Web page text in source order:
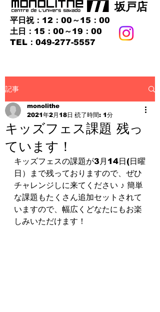
​坂戸店
平日祝：12：00～15：00
土日：15：00～19：00
TEL：049-277-5557
記事
キッズフェス課題 残っ
ています！
monolithe
2021年2月18日 読了時間: 1分
キッズフェスの課題が3月14日(日曜
日）まで残っておりますので、ぜひ
チャレンジしに来てください ♪ 簡単
な課題もたくさん追加セットされて
いますので、幅広くどなたにもお楽
しみいただけます！